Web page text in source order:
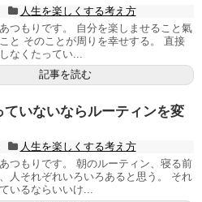
人生を楽しくする考え方
つもりです。 自分を楽しませること氣
と そのことが周りを幸せする。 直接
なくたってい...
記事を読む
ていないならルーティンを変
人生を楽しくする考え方
つもりです。 朝のルーティン、寝る前
人それぞれいろいろあると思う。 それ
いるならいいけ...